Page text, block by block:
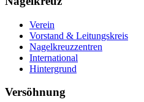
Verein
Vorstand & Leitungskreis
Nagelkreuzzentren
International
Hintergrund
Versöhnung